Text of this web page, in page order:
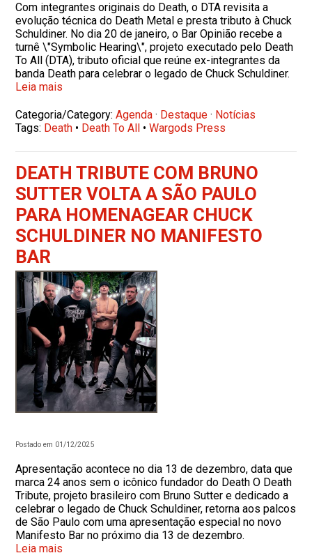
Com integrantes originais do Death, o DTA revisita a
evolução técnica do Death Metal e presta tributo à Chuck
Schuldiner. No dia 20 de janeiro, o Bar Opinião recebe a
turnê \"Symbolic Hearing\", projeto executado pelo Death
To All (DTA), tributo oficial que reúne ex-integrantes da
banda Death para celebrar o legado de Chuck Schuldiner.
Leia mais
Categoria/Category:Agenda · Destaque · Notícias
Tags: Death • Death To All •Wargods Press
DEATH TRIBUTE COM BRUNO
SUTTER VOLTA A SÃO PAULO
PARA HOMENAGEAR CHUCK
SCHULDINER NO MANIFESTO
BAR
Postado em 01/12/2025
Apresentação acontece no dia 13 de dezembro, data que
marca 24 anos sem o icônico fundador do Death O Death
Tribute, projeto brasileiro com Bruno Sutter e dedicado a
celebrar o legado de Chuck Schuldiner, retorna aos palcos
de São Paulo com uma apresentação especial no novo
Manifesto Bar no próximo dia 13 de dezembro.
Leia mais